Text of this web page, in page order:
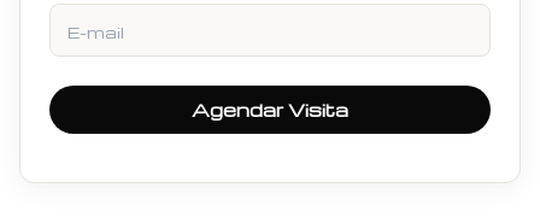
E-mail
Agendar Visita